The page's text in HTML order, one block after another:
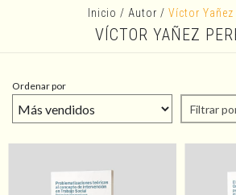
Inicio / Autor / Víctor Yañez
VÍCTOR YAÑEZ
Ordenar por
Filtrar